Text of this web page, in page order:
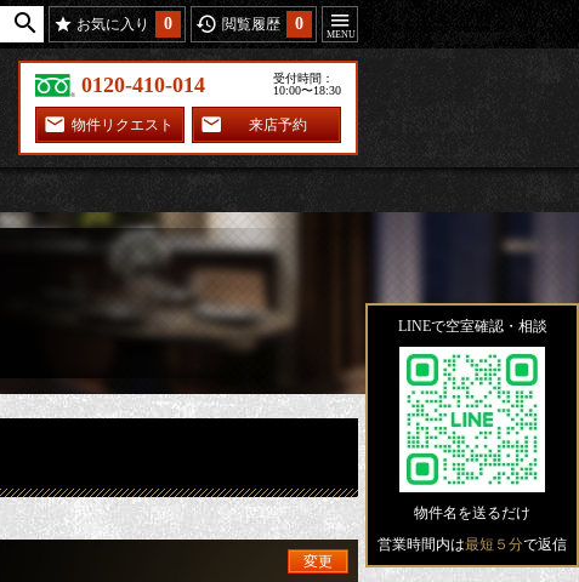
お気に入り 0 閲覧履歴 0
0120-410-014
受付時間：
10:00〜18:30
物件リクエスト 来店予約
変更
LINEで空室確認・相談
物件名を送るだけ
営業時間内は最短５分で返信